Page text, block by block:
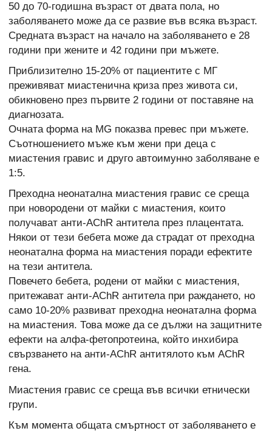
50 до 70-годишна възраст от двата пола, но
заболяването може да се развие във всяка възраст.
Средната възраст на начало на заболяването е 28
години при жените и 42 години при мъжете.
Приблизително 15-20% от пациентите с МГ
преживяват миастенична криза през живота си,
обикновено през първите 2 години от поставяне на
диагнозата.
Очната форма на MG показва превес при мъжете.
Съотношението мъже към жени при деца с
миастения гравис и друго автоимунно заболяване е
1:5.
Преходна неонатална миастения гравис се среща
при новородени от майки с миастения, които
получават анти-AChR антитела през плацентата.
Някои от тези бебета може да страдат от преходна
неонатална форма на миастения поради ефектите
на тези антитела.
Повечето бебета, родени от майки с миастения,
притежават анти-AChR антитела при раждането, но
само 10-20% развиват преходна неонатална форма
на миастения. Това може да се дължи на защитните
ефекти на алфа-фетопротеина, който инхибира
свързването на анти-AChR антитялото към AChR
гена.
Миастения гравис се среща във всички етнически
групи.
Към момента общата смъртност от заболяването е